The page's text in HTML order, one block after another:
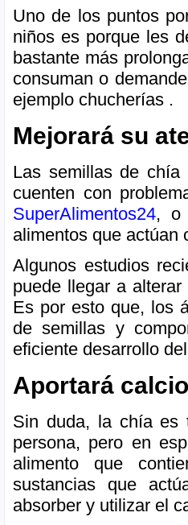
Uno de los puntos
niños es porque les
bastante más
consuman o
ejemplo chucherías .
Mejorará su
Las semillas de chía
cuenten con
SuperAlimentos24, o
alimentos que actúan
Algunos estudios
puede llegar a
Es por esto que, los
de semillas y
eficiente desarrollo
Aportará
Sin duda, la chía es
persona, pero en
alimento que
sustancias que
absorber y utilizar el